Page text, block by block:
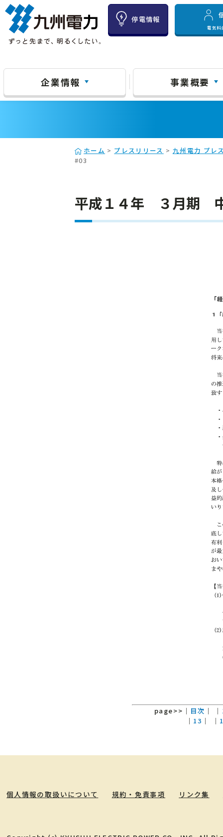
停電情報
電気料
企業情報 事業概要
ホーム > プレスリリース > 九州電力 プレ
#03
平成１４年 ３月期
page>> ｜ 目次 ｜ ｜
｜ 13 ｜ ｜
個人情報の取扱いについて 規約・免責事項 リンク集